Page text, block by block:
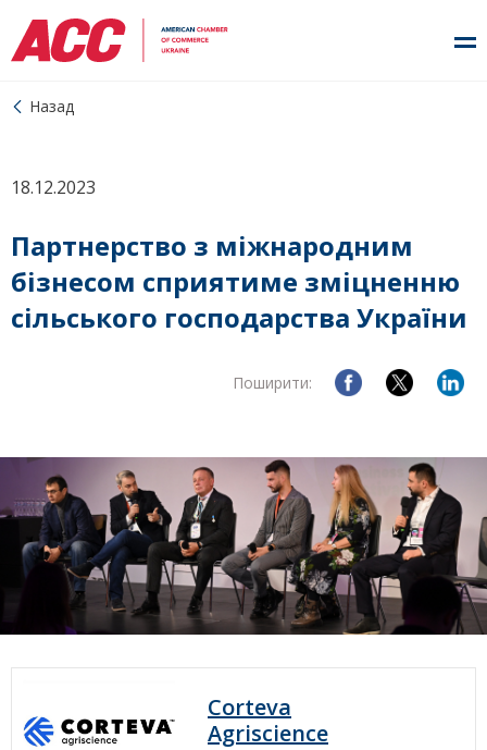
Назад
18.12.2023
Партнерство з міжнародним
бізнесом сприятиме зміцненню
сільського господарства України
Поширити:
Corteva
Agriscience